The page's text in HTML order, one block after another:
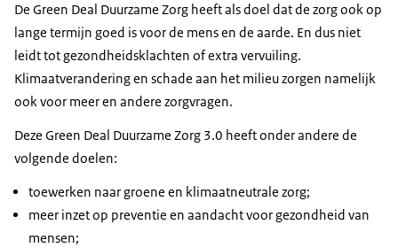
De Green Deal Duurzame Zorg heeft als doel dat de zorg ook op
lange termijn goed is voor de mens en de aarde. En dus niet
leidt tot gezondheidsklachten of extra vervuiling.
Klimaatverandering en schade aan het milieu zorgen namelijk
ook voor meer en andere zorgvragen.
Deze Green Deal Duurzame Zorg 3.0 heeft onder andere de
volgende doelen:
toewerken naar groene en klimaatneutrale zorg;
meer inzet op preventie en aandacht voor gezondheid van
mensen;